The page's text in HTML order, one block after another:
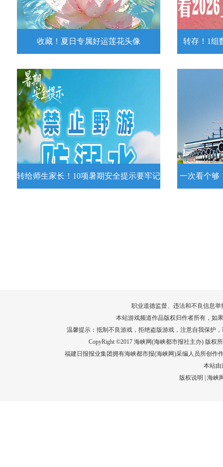
收藏！夏日专属好运莲花头像
收藏！夏日专属好运莲花头像
夏日专属好运莲花头像！
详情
转存！1组
转存！1
况发布。
转给师生家长！10项暑期安全提示要牢记 一次看个够
职业道德监督、违法和不良信息举
本站游戏频道作品版权归作者所有，如
温馨提示：抵制不良游戏，拒绝盗版游戏，注意自我保护
CopyRight ©2017 海峡网(海峡都市报社主办) 版权
福建日报报业集团拥有海峡都市报(海峡网)采编人员所创作
本站由
版权说明
|海峡